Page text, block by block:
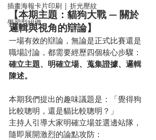
插畫海報卡片印刷 | 折光壓紋
學習型組織
【本期主題：貓狗大戰 — 關於
邏輯與視角的辯論】
一場有效的辯論，無論是正式比賽還是
職場討論，都需要經歷四個核心步驟：
確立主題、明確立場、蒐集證據、邏輯
陳述。
本期我們提出的趣味議題是：「覺得狗
比較聰明，還是貓比較聰明？」
主持人引導大家明確立場並選邊站隊，
隨即展開激烈的論點攻防：